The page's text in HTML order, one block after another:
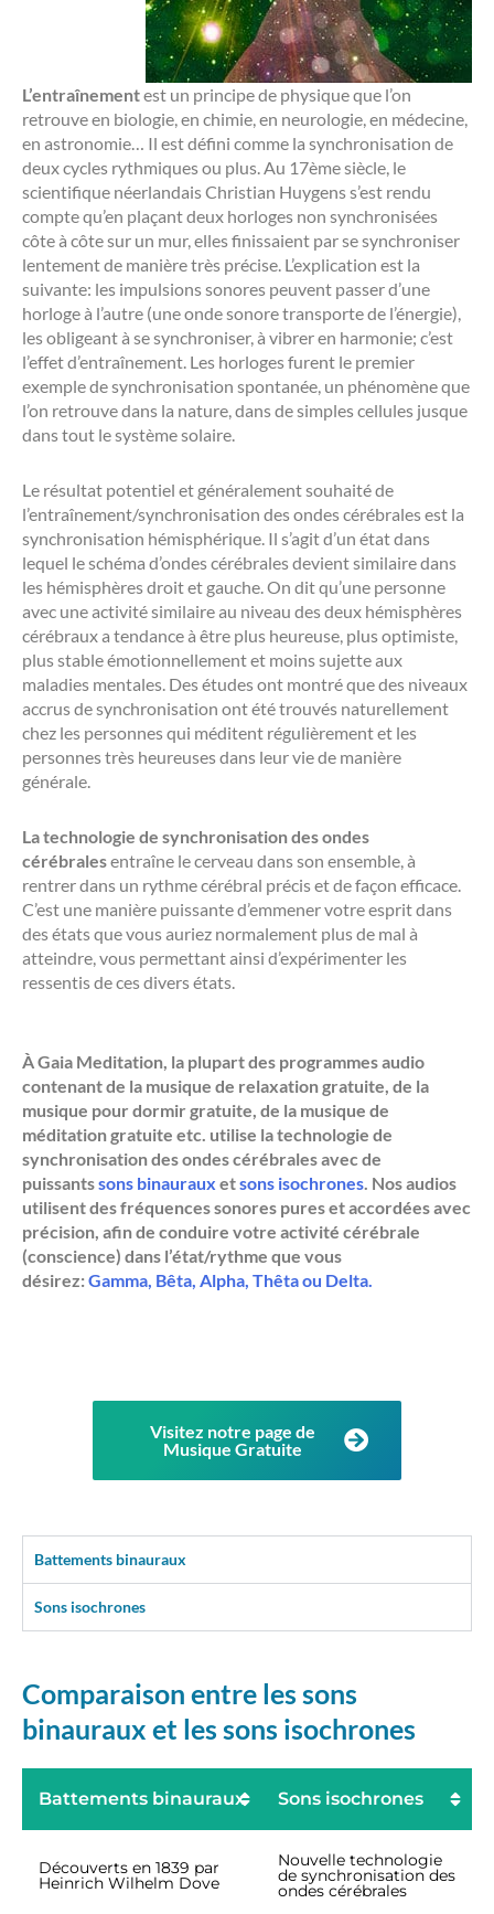
L’entraînementest un principe de physique que l’on
retrouve en biologie, en chimie, en neurologie, en médecine,
en astronomie… Il est défini comme la synchronisation de
deux cycles rythmiques ou plus. Au 17ème siècle, le
scientifique néerlandais Christian Huygens s’est rendu
compte qu’en plaçant deux horloges non synchronisées
côte à côte sur un mur, elles finissaient par se synchroniser
lentement de manière très précise. L’explication est la
suivante: les impulsions sonores peuvent passer d’une
horloge à l’autre (une onde sonore transporte de l’énergie),
les obligeant à se synchroniser, à vibrer en harmonie; c’est
l’effet d’entraînement. Les horloges furent le premier
exemple de synchronisation spontanée, un phénomène que
l’on retrouve dans la nature, dans de simples cellules jusque
dans tout le système solaire.
Le résultat potentiel et généralement souhaité de
l’entraînement/synchronisation des ondes cérébrales est la
synchronisation hémisphérique. Il s’agit d’un état dans
lequel le schéma d’ondes cérébrales devient similaire dans
les hémisphères droit et gauche. On dit qu’une personne
avec une activité similaire au niveau des deux hémisphères
cérébraux a tendance à être plus heureuse, plus optimiste,
plus stable émotionnellement et moins sujette aux
maladies mentales. Des études ont montré que des niveaux
accrus de synchronisation ont été trouvés naturellement
chez les personnes qui méditent régulièrement et les
personnes très heureuses dans leur vie de manière
générale.
La technologie de synchronisation des ondes
cérébralesentraîne le cerveau dans son ensemble, à
rentrer dans un rythme cérébral précis et de façon efficace.
C’est une manière puissante d’emmener votre esprit dans
des états que vous auriez normalement plus de mal à
atteindre, vous permettant ainsi d’expérimenter les
ressentis de ces divers états.
À Gaia Meditation, la plupart des programmes audio
contenant de la musique de relaxation gratuite, de la
musique pour dormir gratuite, de la musique de
méditation gratuite etc. utilise la technologie de
synchronisation des ondes cérébrales avec de
puissantssons binauraux etsons isochrones. Nos audios
utilisent des fréquences sonores pures et accordées avec
précision, afin de conduire votre activité cérébrale
(conscience) dans l’état/rythme que vous
désirez:Gamma, Bêta, Alpha, Thêta ou Delta.
Visitez notre page de
Musique Gratuite
Battements binauraux
Sons isochrones
Comparaison entre les sons
binauraux et les sons isochrones
Battements binauraux Sons isochrones
Découverts en 1839 par
Heinrich Wilhelm Dove
Nouvelle technologie
de synchronisation des
ondes cérébrales